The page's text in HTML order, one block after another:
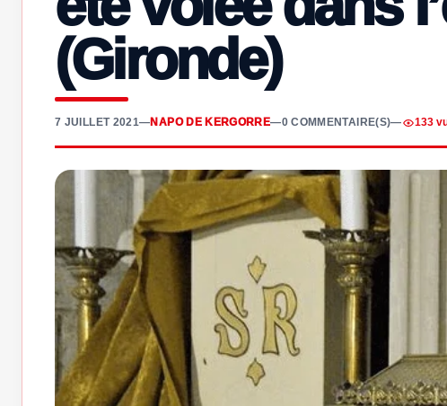
(Gironde)
7 JUILLET 2021—NAPO DE KERGORRE—0 COMMENTAIRE(S)— 133